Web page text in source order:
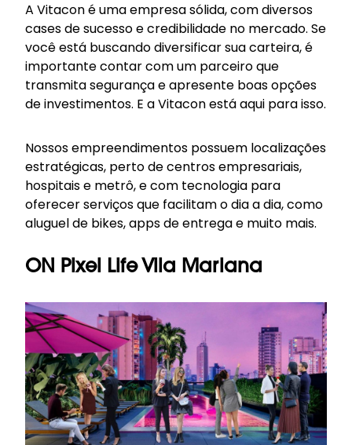
A Vitacon é uma empresa sólida, com diversos
cases de sucesso e credibilidade no mercado. Se
você está buscando diversificar sua carteira, é
importante contar com um parceiro que
transmita segurança e apresente boas opções
de investimentos. E a Vitacon está aqui para isso.
Nossos empreendimentos possuem localizações
estratégicas, perto de centros empresariais,
hospitais e metrô, e com tecnologia para
oferecer serviços que facilitam o dia a dia, como
aluguel de bikes, apps de entrega e muito mais.
ON Pixel Life Vila Mariana